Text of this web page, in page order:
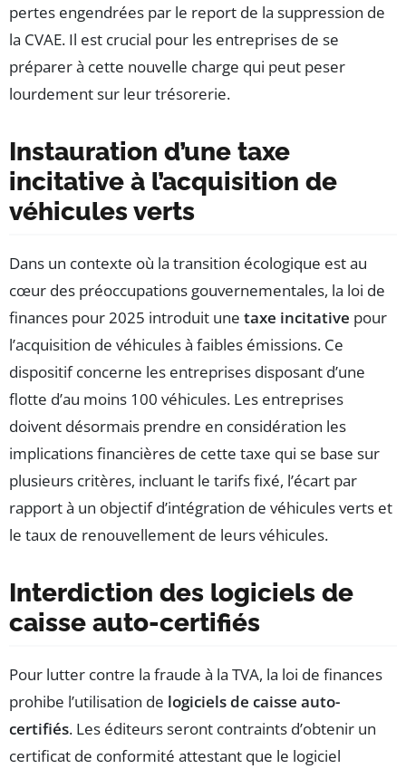
pertes engendrées par le report de la suppression de
la CVAE. Il est crucial pour les entreprises de se
préparer à cette nouvelle charge qui peut peser
lourdement sur leur trésorerie.
Instauration d’une taxe
incitative à l’acquisition de
véhicules verts
Dans un contexte où la transition écologique est au
cœur des préoccupations gouvernementales, la loi de
finances pour 2025 introduit une taxe incitative pour
l’acquisition de véhicules à faibles émissions. Ce
dispositif concerne les entreprises disposant d’une
flotte d’au moins 100 véhicules. Les entreprises
doivent désormais prendre en considération les
implications financières de cette taxe qui se base sur
plusieurs critères, incluant le tarifs fixé, l’écart par
rapport à un objectif d’intégration de véhicules verts et
le taux de renouvellement de leurs véhicules.
Interdiction des logiciels de
caisse auto-certifiés
Pour lutter contre la fraude à la TVA, la loi de finances
prohibe l’utilisation de logiciels de caisse auto-
certifiés. Les éditeurs seront contraints d’obtenir un
certificat de conformité attestant que le logiciel